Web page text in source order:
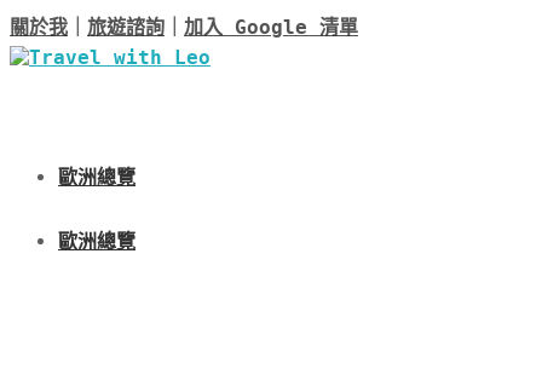
關於我 旅遊諮詢 加入 Google 清單
歐洲總覽
歐洲總覽